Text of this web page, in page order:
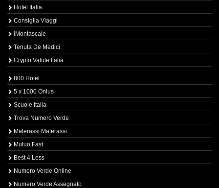
Hotel Italia
Consiglia Viaggi
iMontascale
Tenuta De Medici
Crypto Valute Italia
800 Hotel
5 x 1000 Onlus
Scuole Italia
Trova Numero Verde
Materassi Materassi
Mutuo Fast
Best 4 Less
Numero Verde Online
Numero Verde Assegnato